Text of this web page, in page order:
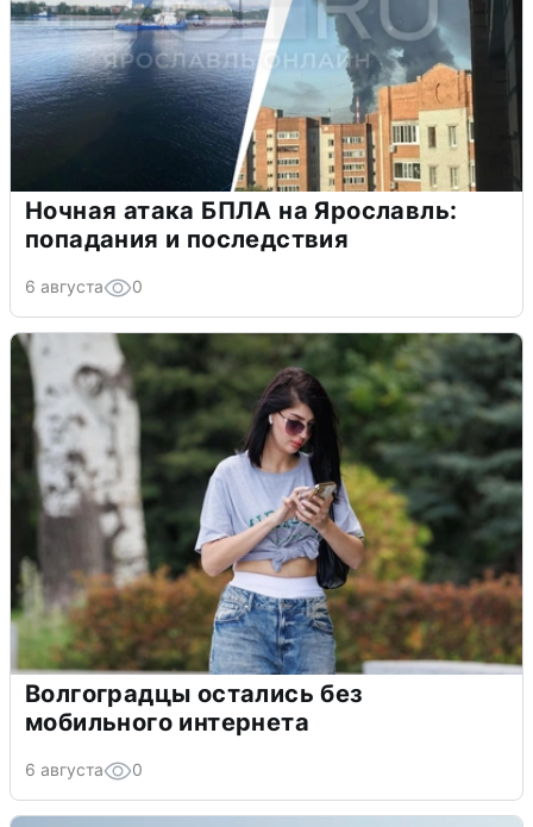
Ночная атака БПЛА на Ярославль:
попадания и последствия
6 августа 0
Волгоградцы остались без
мобильного интернета
6 августа 0